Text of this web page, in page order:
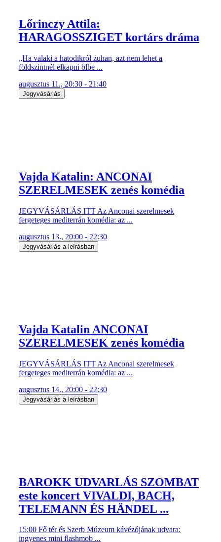
Lőrinczy Attila:
HARAGOSSZIGET kortárs dráma
„Ha valaki a hatodikról zuhan, azt nem lehet a
földszintnél elkapni ölbe ...
augusztus 11., 20:30 - 21:40
Jegyvásárlás
Vajda Katalin: ANCONAI
SZERELMESEK zenés komédia
JEGYVÁSÁRLÁS ITT Az Anconai szerelmesek
fergeteges mediterrán komédia: az ...
augusztus 13., 20:00 - 22:30
Jegyvásárlás a leírásban
Vajda Katalin ANCONAI
SZERELMESEK zenés komédia
JEGYVÁSÁRLÁS ITT Az Anconai szerelmesek
fergeteges mediterrán komédia: az ...
augusztus 14., 20:00 - 22:30
Jegyvásárlás a leírásban
BAROKK UDVARLÁS SZOMBAT
este koncert VIVALDI, BACH,
TELEMANN ÉS HÄNDEL ...
15:00 Fő tér és Szerb Múzeum kávézójának udvara:
ingyenes mini flashmob ...